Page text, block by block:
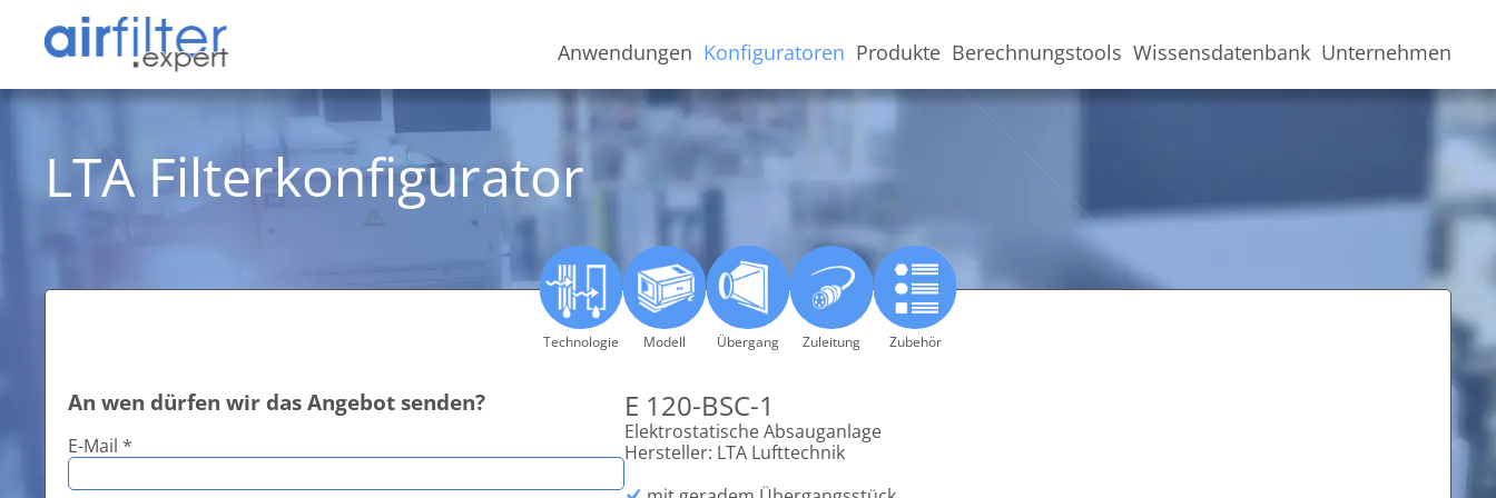
Anwendungen Konfiguratoren Produkte Berechnungstools Wissensdatenbank Unternehmen
LTA Filterkonfigurator
Technologie Modell Übergang Zuleitung Zubehör
An wen dürfen wir das Angebot senden?
E-Mail *
E 120-BSC-1
Elektrostatische Absauganlage
Hersteller: LTA Lufttechnik
Datenschutzerklärung
Allgemeine Geschäftsbedingungen